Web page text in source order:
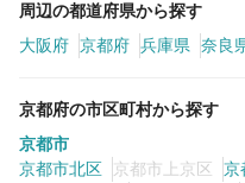
詳細条件
育児休暇実績あり
周辺の都道府県から探す
大阪府 京都府 兵庫県 奈良
京都府の市区町村から探す
京都市
京都市北区
京都市上京区 京